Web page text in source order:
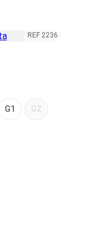
REF 2236
G1 G2